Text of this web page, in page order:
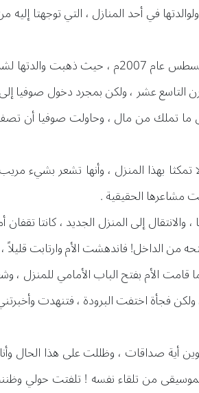
في أحد المنازل ، التي توجهتا إليه
تروي صوفيا قصتها ، بأنها حدثت في
التاسع عشر ، ولكن بمجرد دخول صوفيا
ما تملك من مال ، وحاولت صوفيا أن
بهذا المنزل ، وأنها تشعر بشيء
مشاعرها الحقيقية .
إلى المنزل الجديد ، كانتا
من الداخل! فاندهشت الأم وارتابت
الأم بفتح الباب الأمامي للمنزل
ولكن فجأة اختفت البرودة ، فتنهدت
أية صداقات ، وظللت على هذا الحال
من تلقاء نفسه ! تلفتت حولي